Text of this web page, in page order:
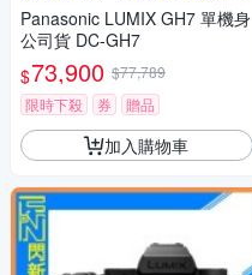
圈
Panasonic LUMIX GH7 單機身
公司貨 DC-GH7
$73,900 $77,789
限時下殺
券 贈品
加入購物車